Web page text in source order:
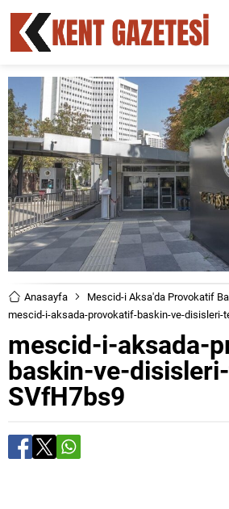
Anasayfa
Mescid-i Aksa'da Provokatif
mescid-i-aksada-provokatif-baskin-ve-disisleri-
mescid-i-aksada-
baskin-ve-
SVfH7bs9